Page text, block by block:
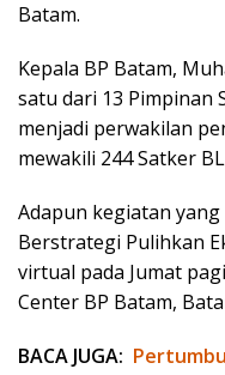
Batam.
Kepala BP Batam,
satu dari 13 Pimpinan
menjadi perwakilan
mewakili 244 Satker
Adapun kegiatan
Berstrategi Pulihkan
virtual pada Jumat
Center BP Batam,
BACA JUGA: